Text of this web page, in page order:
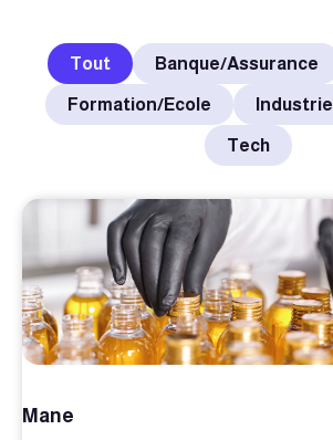
Banque/Assurance
Formation/Ecole Industrie
Tech
Tout
Mane